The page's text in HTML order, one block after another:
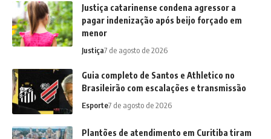
Justiça catarinense condena agressor a
pagar indenização após beijo forçado em
menor
Justiça7 de agosto de 2026
Guia completo de Santos e Athletico no
Brasileirão com escalações e transmissão
Esporte7 de agosto de 2026
Plantões de atendimento em Curitiba tiram